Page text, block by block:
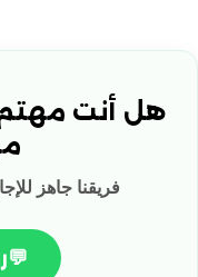
هل أنت مهتم
فريقنا جاهز
💬